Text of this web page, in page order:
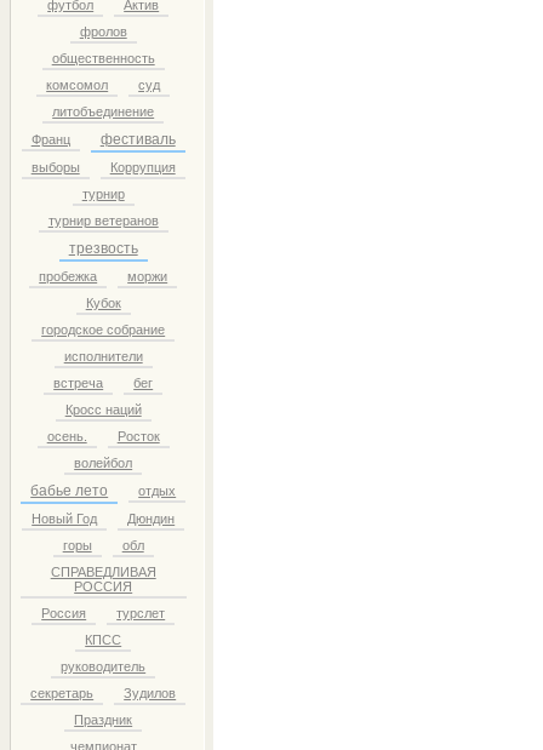
футбол
Актив
фролов
общественность
комсомол
суд
литобъединение
Франц
фестиваль
выборы
Коррупция
турнир
турнир ветеранов
трезвость
пробежка
моржи
Кубок
городское собрание
исполнители
встреча
бег
Кросс наций
осень.
Росток
волейбол
бабье лето
отдых
Новый Год
Дюндин
горы
обл
СПРАВЕДЛИВАЯ
РОССИЯ
Россия
турслет
КПСС
руководитель
секретарь
Зудилов
Праздник
чемпионат